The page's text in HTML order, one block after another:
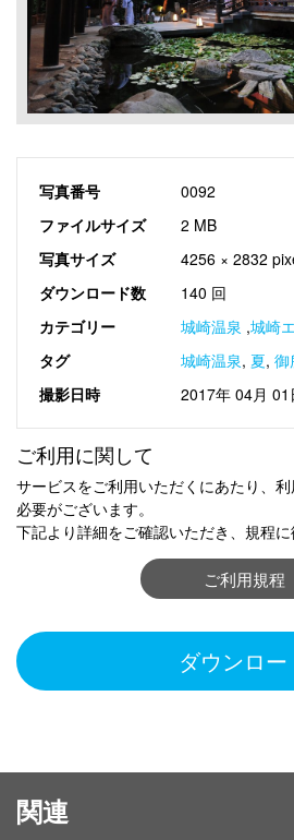
写真番号
0092
ファイルサイズ
2 MB
写真サイズ
4256 × 2832
ダウンロード数
140 回
カテゴリー
城崎温泉 ,城崎
タグ
城崎温泉, 夏, 御
撮影日時
2017年 04月 01
ご利用に関して
サービスをご利用いただくにあたり、
必要がございます。
下記より詳細をご確認いただき、規程に
ご利用規程
ダウンロー
関連